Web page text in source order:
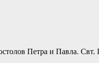
Петра и Павла.